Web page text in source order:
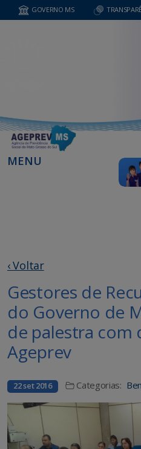
GOVERNO MS
MENU
‹ Voltar
Gestores de
do Governo de
de palestra com
Ageprev
22 set 2016 Categorias: